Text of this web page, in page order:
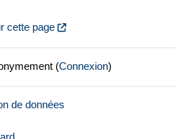
cette page
(Connexion)
de données